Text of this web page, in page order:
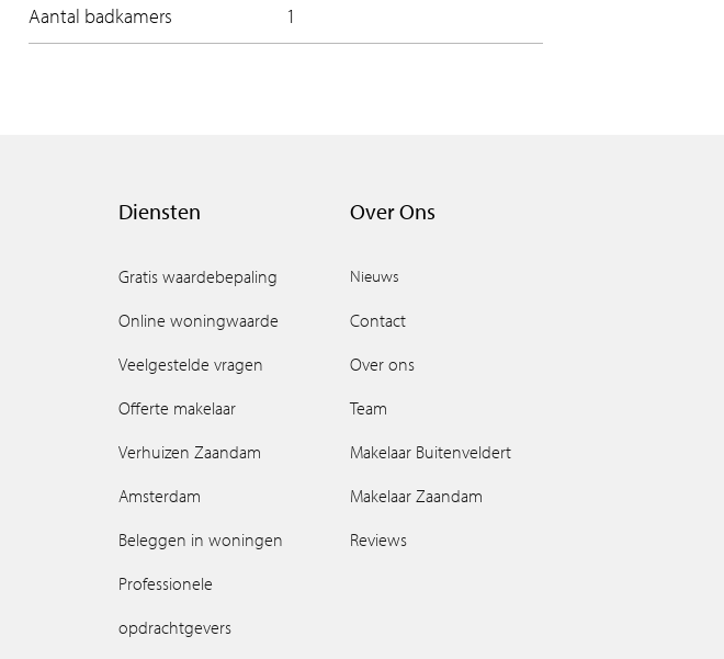
Aantal badkamers 1
Diensten
Gratis waardebepaling
Online woningwaarde
Veelgestelde vragen
Offerte makelaar
Verhuizen Zaandam
Amsterdam
Beleggen in woningen
Professionele
opdrachtgevers
Over Ons
Nieuws
Contact
Over ons
Team
Makelaar Buitenveldert
Makelaar Zaandam
Reviews